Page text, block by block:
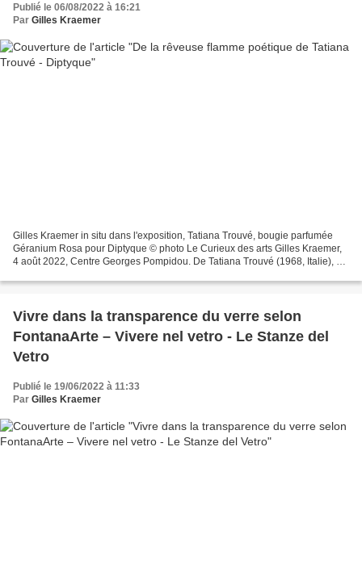
Publié le 06/08/2022 à 16:21
Par Gilles Kraemer
Gilles Kraemer in situ dans l'exposition, Tatiana Trouvé, bougie parfumée
Géranium Rosa pour Diptyque © photo Le Curieux des arts Gilles Kraemer,
4 août 2022, Centre Georges Pompidou. De Tatiana Trouvé (1968, Italie), de
​​​​​​​Vivre dans la transparence du verre selon
FontanaArte – Vivere nel vetro - Le Stanze del
Vetro
Publié le 19/06/2022 à 11:33
Par Gilles Kraemer